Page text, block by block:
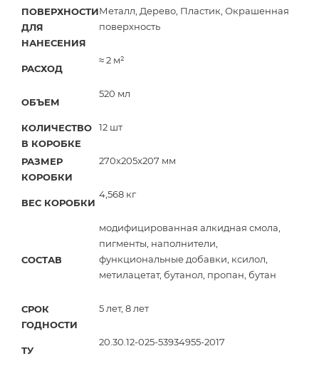
ПОВЕРХНОСТИ
ДЛЯ
НАНЕСЕНИЯ
Металл, Дерево, Пластик, Окрашенная
поверхность
РАСХОД
≈ 2 м²
ОБЪЕМ
520 мл
КОЛИЧЕСТВО
В КОРОБКЕ
12 шт
РАЗМЕР
КОРОБКИ
270x205x207 мм
ВЕС КОРОБКИ
4,568 кг
СОСТАВ
модифицированная алкидная смола,
пигменты, наполнители,
функциональные добавки, ксилол,
метилацетат, бутанол, пропан, бутан
СРОК
ГОДНОСТИ
5 лет, 8 лет
ТУ
20.30.12-025-53934955-2017